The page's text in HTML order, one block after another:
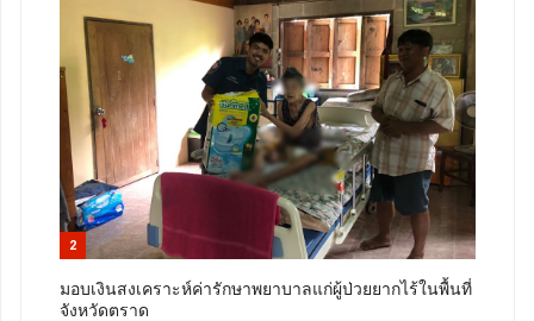
2
มอบเงินสงเคราะห์ค่ารักษาพยาบาลแก่ผู้ป่วยยากไร้ในพื้นที่
จังหวัดตราด